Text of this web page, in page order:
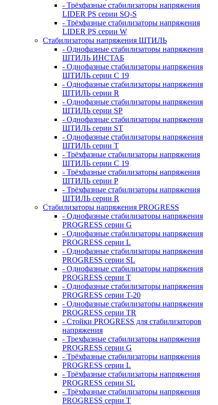
- Трёхфазные стабилизаторы напряжения
LIDER PS серии SQ-S
- Трёхфазные стабилизаторы напряжения
LIDER PS серии W
Стабилизаторы напряжения ШТИЛЬ
- Однофазные стабилизаторы напряжения
ШТИЛЬ ИНСТАБ
- Однофазные стабилизаторы напряжения
ШТИЛЬ серии C 19
- Однофазные стабилизаторы напряжения
ШТИЛЬ серии R
- Однофазные стабилизаторы напряжения
ШТИЛЬ серии SP
- Однофазные стабилизаторы напряжения
ШТИЛЬ серии ST
- Однофазные стабилизаторы напряжения
ШТИЛЬ серии T
- Трёхфазные стабилизаторы напряжения
ШТИЛЬ серии C 19
- Трёхфазные стабилизаторы напряжения
ШТИЛЬ серии P
- Трёхфазные стабилизаторы напряжения
ШТИЛЬ серии R
Стабилизаторы напряжения PROGRESS
- Однофазные стабилизаторы напряжения
PROGRESS серии G
- Однофазные стабилизаторы напряжения
PROGRESS серии L
- Однофазные стабилизаторы напряжения
PROGRESS серии SL
- Однофазные стабилизаторы напряжения
PROGRESS серии T
- Однофазные стабилизаторы напряжения
PROGRESS серии T-20
- Однофазные стабилизаторы напряжения
PROGRESS серии TR
- Стойки PROGRESS для стабилизаторов
напряжения
- Трехфазные стабилизаторы напряжения
PROGRESS серии G
- Трёхфазные стабилизаторы напряжения
PROGRESS серии L
- Трёхфазные стабилизаторы напряжения
PROGRESS серии SL
- Трёхфазные стабилизаторы напряжения
PROGRESS серии T